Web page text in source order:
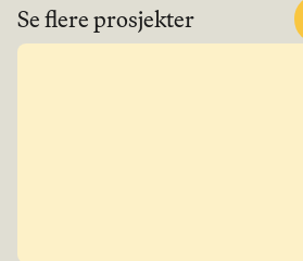
Se flere prosjekter